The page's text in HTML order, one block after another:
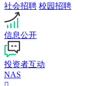
社会招聘 校园招聘
信息公开
投资者互动
NAS